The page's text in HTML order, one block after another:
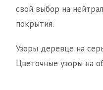
свой выбор на
покрытия.
Узоры деревце на
Цветочные узоры на